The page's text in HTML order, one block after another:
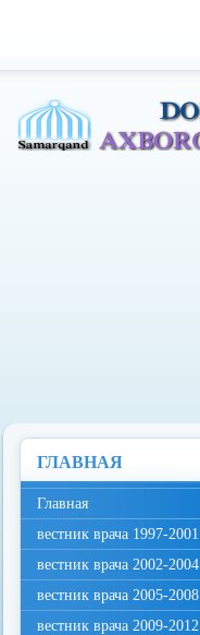
ГЛАВНАЯ
Главная
вестник врача 1997-2001
вестник врача 2002-2004
вестник врача 2005-2008
вестник врача 2009-2012